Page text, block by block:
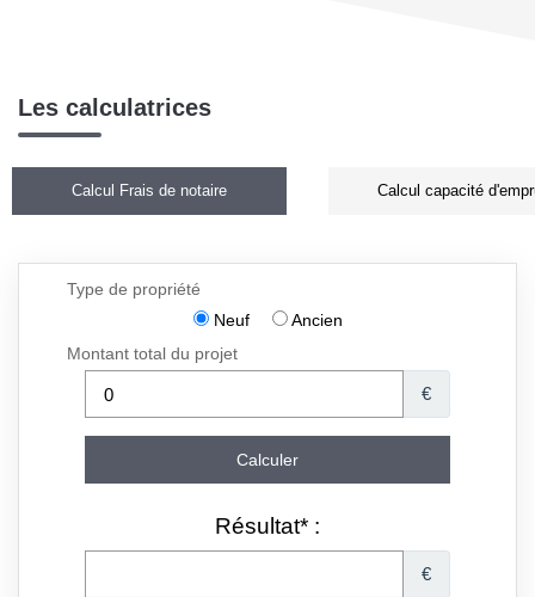
Les calculatrices
Calcul Frais de notaire Calcul capacité